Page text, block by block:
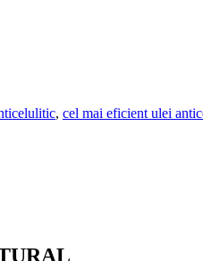
, cel mai eficient ulei